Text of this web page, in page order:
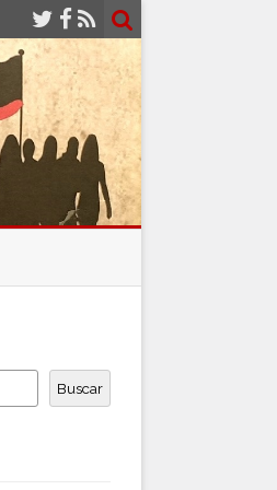
Buscar